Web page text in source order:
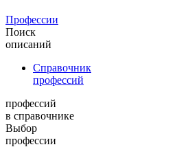
Профессии
Поиск
описаний
Справочник
профессий
профессий
в справочнике
Выбор
профессии